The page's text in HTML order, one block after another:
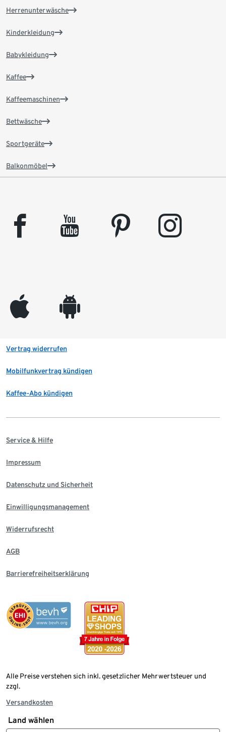
Herrenunterwäsche
Kinderkleidung
Babykleidung
Kaffee
Kaffeemaschinen
Bettwäsche
Sportgeräte
Balkonmöbel
facebook youtube pinterest instagram
appleinc android
Vertrag widerrufen
Mobilfunkvertrag kündigen
Kaffee-Abo kündigen
Service & Hilfe
Impressum
Datenschutz und Sicherheit
Einwilligungsmanagement
Widerrufsrecht
AGB
Barrierefreiheitserklärung
Alle Preise verstehen sich inkl. gesetzlicher Mehrwertsteuer und
zzgl.
Versandkosten
Land wählen